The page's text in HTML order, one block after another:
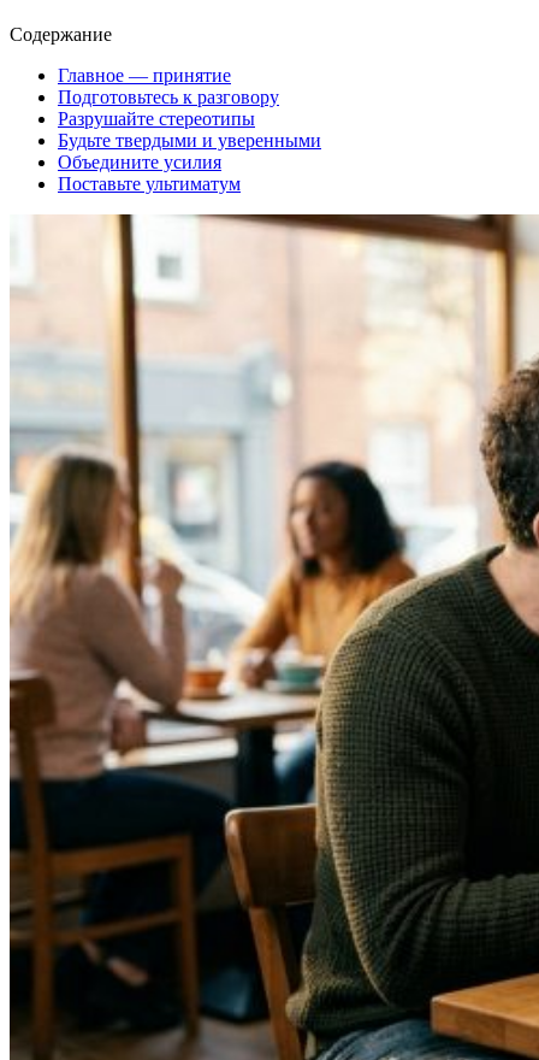
Содержание
Главное — принятие
Подготовьтесь к разговору
Разрушайте стереотипы
Будьте твердыми и уверенными
Объедините усилия
Поставьте ультиматум